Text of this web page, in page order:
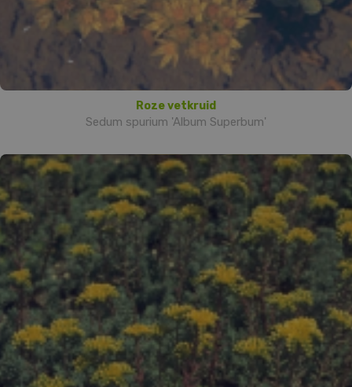
Roze vetkruid
Sedum spurium 'Album Superbum'